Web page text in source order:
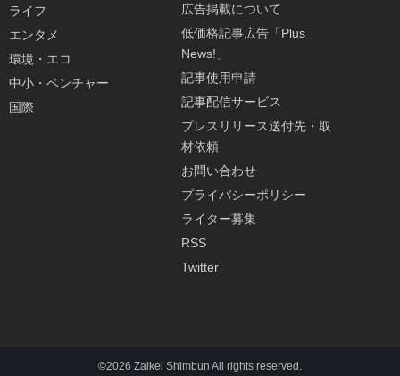
ライフ
エンタメ
環境・エコ
中小・ベンチャー
国際
広告掲載について
低価格記事広告「Plus
News!」
記事使用申請
記事配信サービス
プレスリリース送付先・取
材依頼
お問い合わせ
プライバシーポリシー
ライター募集
RSS
Twitter
©2026 Zaikei Shimbun All rights reserved.